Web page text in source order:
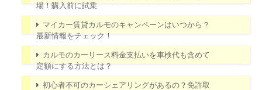
場！購入前に試乗
マイカー賃貸カルモのキャンペーンはいつから？
最新情報をチェック！
カルモのカーリース料金支払いを車検代も含めて
定額にする方法とは？
初心者不可のカーシェアリングがあるの？免許取